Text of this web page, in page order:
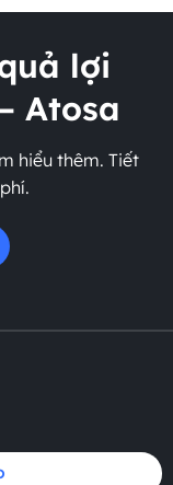
lợi
Atosa
hiểu thêm. Tiết